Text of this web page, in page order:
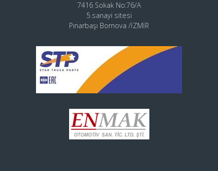
7416 Sokak No:76/A
5.sanayi sitesi
Pınarbaşı Bornova /İZMİR